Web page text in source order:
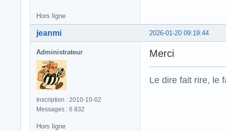
Hors ligne
2026-01-20 09:19:44
jeanmi
Administrateur
Inscription : 2010-10-02
Messages : 6 832
Merci
Le dire fait rire, le
Hors ligne